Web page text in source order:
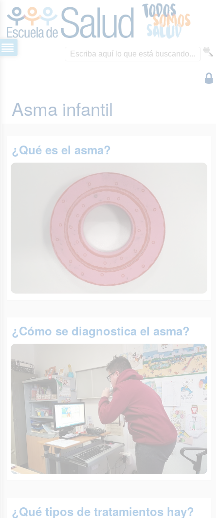
Asma infantil
¿Qué es el asma?
¿Cómo se diagnostica el asma?
¿Qué tipos de tratamientos hay?